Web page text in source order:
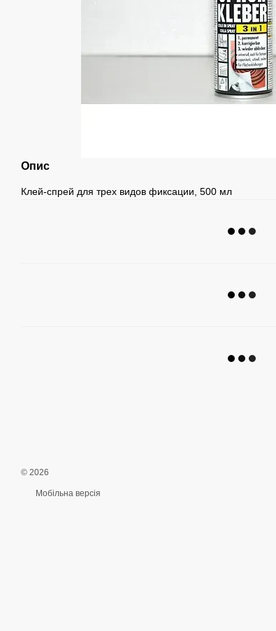
Опис
Клей-спрей для трех видов фиксации, 500 мл
© 2026
Мобільна версія